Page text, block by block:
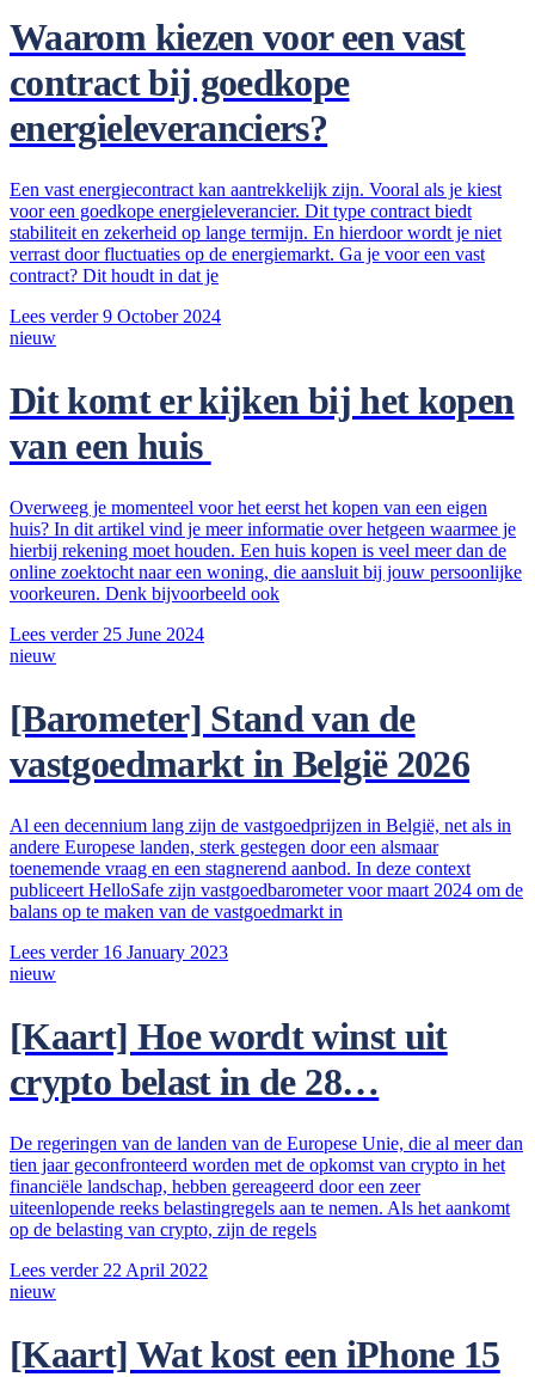
Waarom kiezen voor een vast
contract bij goedkope
energieleveranciers?
Een vast energiecontract kan aantrekkelijk zijn. Vooral als je kiest
voor een goedkope energieleverancier. Dit type contract biedt
stabiliteit en zekerheid op lange termijn. En hierdoor wordt je niet
verrast door fluctuaties op de energiemarkt. Ga je voor een vast
contract? Dit houdt in dat je
Lees verder9 October 2024
nieuw
Dit komt er kijken bij het kopen
van een huis
Overweeg je momenteel voor het eerst het kopen van een eigen
huis? In dit artikel vind je meer informatie over hetgeen waarmee je
hierbij rekening moet houden. Een huis kopen is veel meer dan de
online zoektocht naar een woning, die aansluit bij jouw persoonlijke
voorkeuren. Denk bijvoorbeeld ook
Lees verder 25 June 2024
nieuw
[Barometer] Stand van de
vastgoedmarkt in België 2026
Al een decennium lang zijn de vastgoedprijzen in België, net als in
andere Europese landen, sterk gestegen door een alsmaar
toenemende vraag en een stagnerend aanbod. In deze context
publiceert HelloSafe zijn vastgoedbarometer voor maart 2024 om de
balans op te maken van de vastgoedmarkt in
Lees verder 16 January 2023
nieuw
[Kaart] Hoe wordt winst uit
crypto belast in de 28…
De regeringen van de landen van de Europese Unie, die al meer dan
tien jaar geconfronteerd worden met de opkomst van crypto in het
financiële landschap, hebben gereageerd door een zeer
uiteenlopende reeks belastingregels aan te nemen. Als het aankomt
op de belasting van crypto, zijn de regels
Lees verder 22 April 2022
nieuw
[Kaart] Wat kost een iPhone 15